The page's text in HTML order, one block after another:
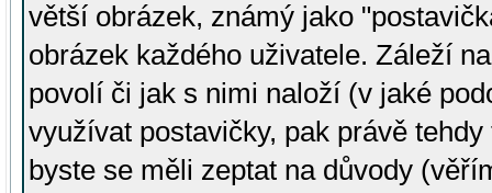
větší obrázek, známý jako
obrázek každého uživatele. Záleží
povolí či jak s nimi naloží (v jaké
využívat postavičky, pak právě
byste se měli zeptat na důvody